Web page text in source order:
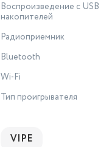
Воспроизведение с USB
накопителей
Радиоприемник
Bluetooth
Wi-Fi
Тип проигрывателя
VIPE